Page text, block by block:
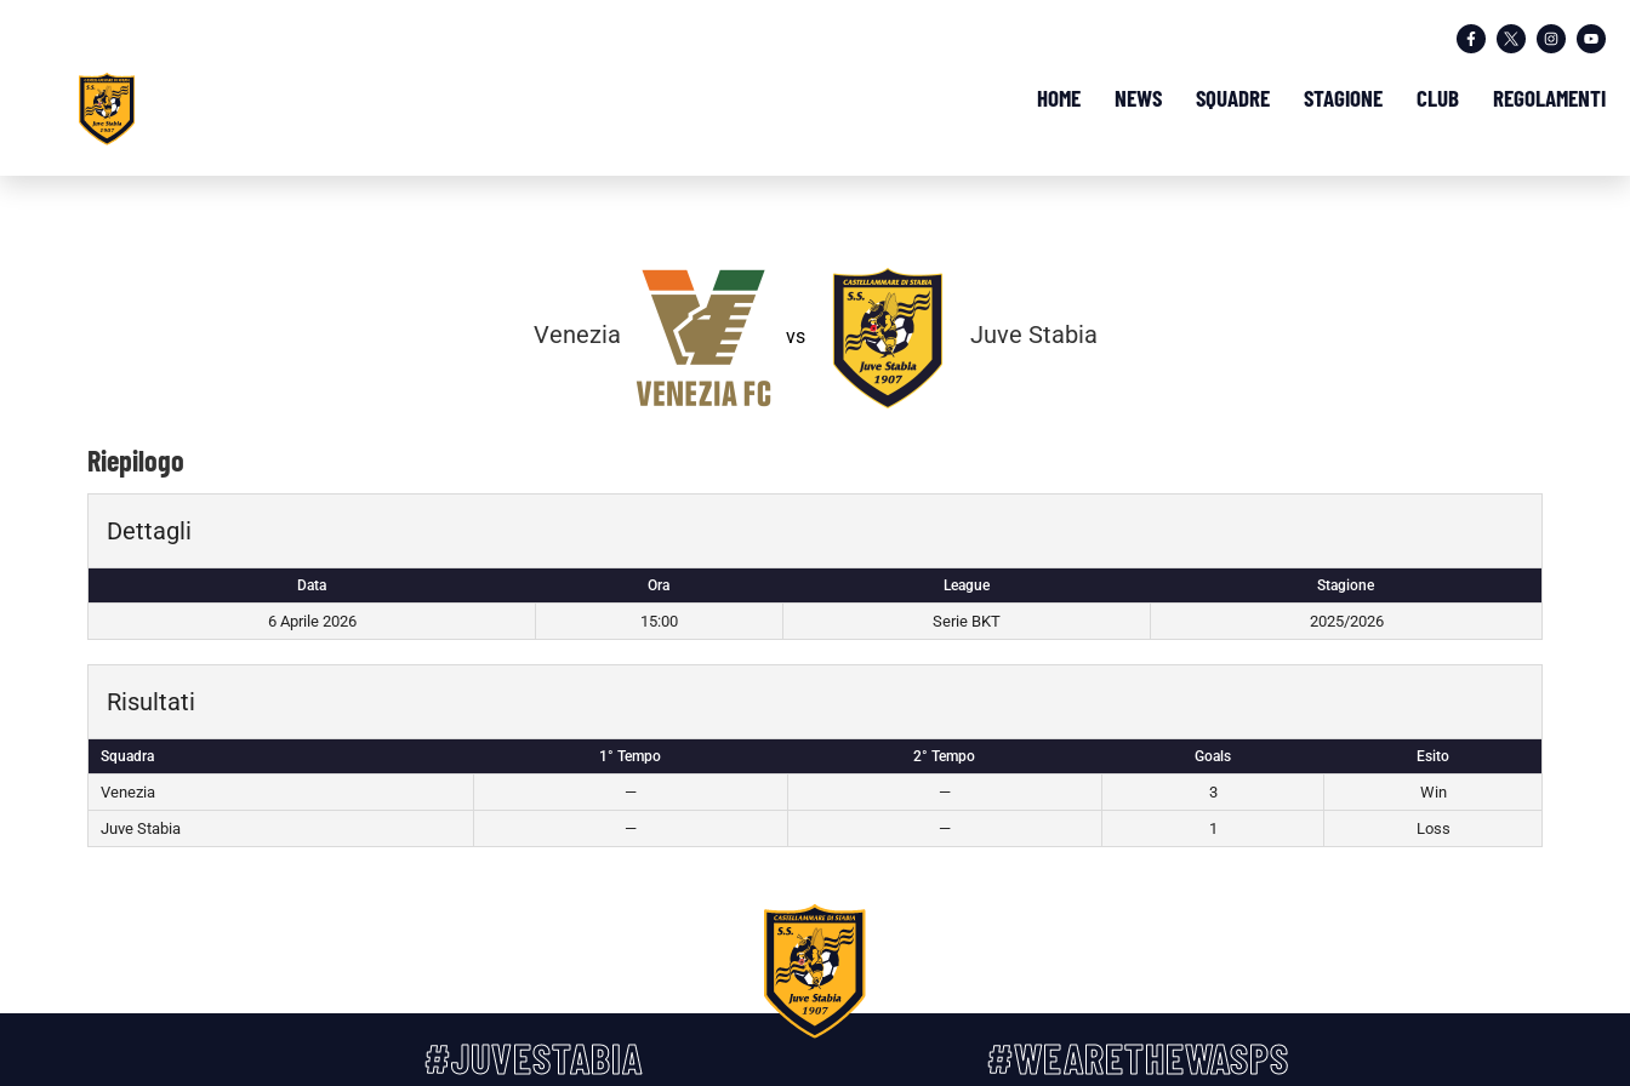
HOME NEWS SQUADRE STAGIONE CLUB REGOLAMENTI
Venezia vs Juve Stabia
Riepilogo
Dettagli
Data Ora League Stagione
6 Aprile 2026 15:00 Serie BKT 2025/2026
Risultati
Squadra 1° Tempo 2° Tempo Goals Esito
Venezia — — 3
Win
Juve Stabia
— — 1 Loss
#JUVESTABIA #WEARETHEWASPS